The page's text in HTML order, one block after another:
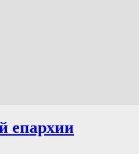
епархии